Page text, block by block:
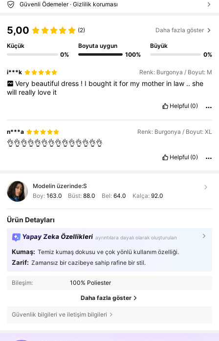
Güvenli Ödemeler · Gizlilik koruması
5,00 (2) Daha fazla göster
Küçük
0%
Boyuta uygun
100%
Büyük
0%
i***k Renk: Burgonya / Boyut: M
Very beautiful dress ! I bought it for my mother in law .. she
will really love it
Helpful (0)
n***a Renk: Burgonya / Boyut: XL
👌👌👌👌👌👌👌👌👌👌👌👌👌👌
Helpful (0)
Modelin üzerinde:S
Boy: 163.0 Büst:88.0 Bel: 64.0 Kalça: 92.0
Ürün Detayları
Yapay Zeka Özellikleri ayrıntılara dayalı olarak oluşturulan
Kumaş: Temiz kumaş dokusu ve çok yönlü kullanım özelliği.
Zarif: Zamansız bir cazibeye sahip rafine bir stil.
Bileşim: 100% Poliester
Daha fazla göster
Güvenlik bilgileri ve iletişim bilgileri